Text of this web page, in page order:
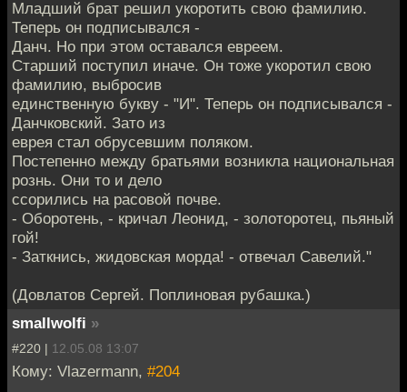
Младший брат решил укоротить свою фамилию.
Теперь он подписывался -
Данч. Но при этом оставался евреем.
Старший поступил иначе. Он тоже укоротил свою
фамилию, выбросив
единственную букву - "И". Теперь он подписывался -
Данчковский. Зато из
еврея стал обрусевшим поляком.
Постепенно между братьями возникла национальная
рознь. Они то и дело
ссорились на расовой почве.
- Оборотень, - кричал Леонид, - золоторотец, пьяный
гой!
- Заткнись, жидовская морда! - отвечал Савелий."
(Довлатов Сергей. Поплиновая рубашка.)
smallwolfi »
#220 | 12.05.08 13:07
Кому: Vlazermann, #204